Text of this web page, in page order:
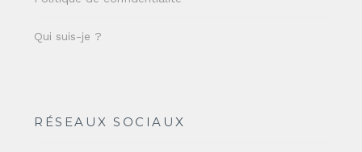
Qui suis-je ?
RÉSEAUX SOCIAUX